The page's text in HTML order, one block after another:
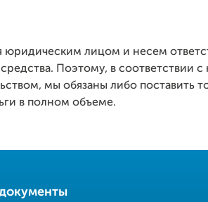
юридическим лицом и несем
Поэтому, в соответствии
мы обязаны либо поставить
в полном объеме.